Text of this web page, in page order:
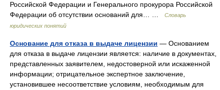
Российской Федерации и Генерального прокурора Российской
Федерации об отсутствии оснований для… …
Словарь
юридических понятий
Основание для отказа в выдаче лицензии — Основанием
для отказа в выдаче лицензии является: наличие в документах,
представленных заявителем, недостоверной или искаженной
информации; отрицательное экспертное заключение,
установившее несоответствие условиям, необходимым для